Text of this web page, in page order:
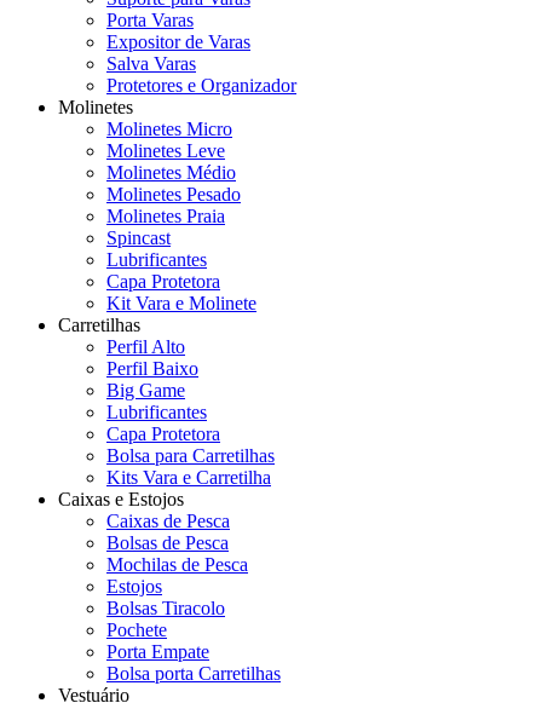
Porta Varas
Expositor de Varas
Salva Varas
Protetores e Organizador
Molinetes
Molinetes Micro
Molinetes Leve
Molinetes Médio
Molinetes Pesado
Molinetes Praia
Spincast
Lubrificantes
Capa Protetora
Kit Vara e Molinete
Carretilhas
Perfil Alto
Perfil Baixo
Big Game
Lubrificantes
Capa Protetora
Bolsa para Carretilhas
Kits Vara e Carretilha
Caixas e Estojos
Caixas de Pesca
Bolsas de Pesca
Mochilas de Pesca
Estojos
Bolsas Tiracolo
Pochete
Porta Empate
Bolsa porta Carretilhas
Vestuário